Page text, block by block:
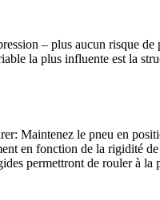
– plus aucun risque de
la plus influente est la
Maintenez le pneu en
en fonction de la rigidité
permettront de rouler à la